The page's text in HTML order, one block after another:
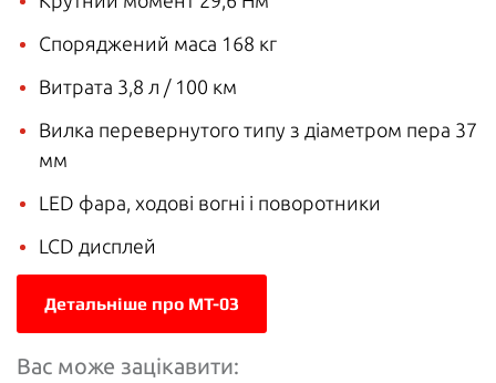
Споряджений маса 168 кг
Витрата 3,8 л / 100 км
Вилка перевернутого типу з діаметром пера 37
мм
LED фара, ходові вогні і поворотники
LCD дисплей
Детальніше про MT-03
Вас може зацікавити: